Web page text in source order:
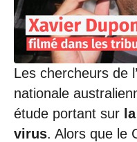
2
1
à
1
1
:
4
Les chercheurs de
nationale
étude portant sur
virus. Alors que le